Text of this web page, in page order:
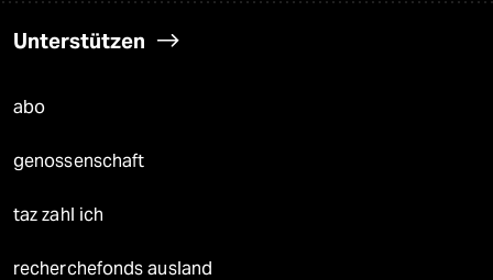
Unterstützen
abo
genossenschaft
taz zahl ich
recherchefonds ausland